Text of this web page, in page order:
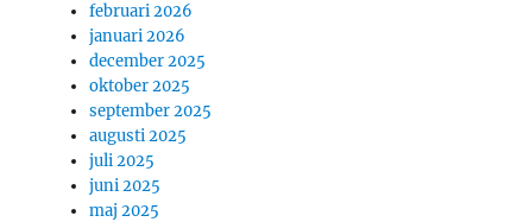
februari 2026
januari 2026
december 2025
oktober 2025
september 2025
augusti 2025
juli 2025
juni 2025
maj 2025